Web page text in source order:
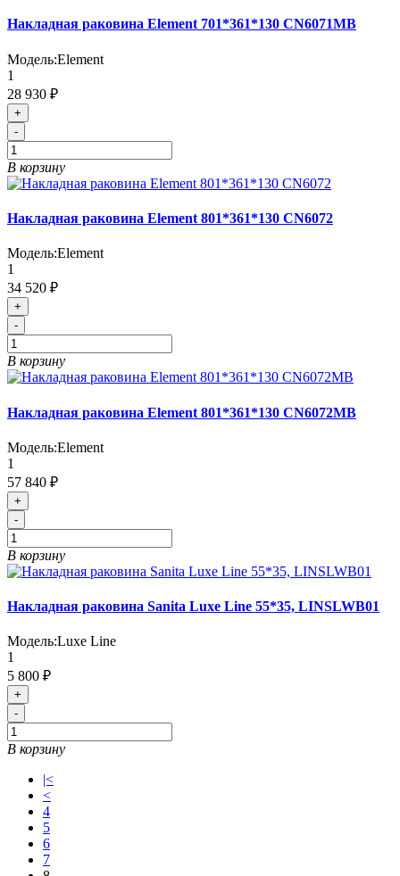
Накладная раковина Element 701*361*130 CN6071MB
Модель:Element
1
28 930 ₽
+
-
В корзину
Накладная раковина Element 801*361*130 CN6072
Модель:Element
1
34 520 ₽
+
-
В корзину
Накладная раковина Element 801*361*130 CN6072MB
Модель:Element
1
57 840 ₽
+
-
В корзину
Накладная раковина Sanita Luxe Line 55*35, LINSLWB01
Модель:Luxe Line
1
5 800 ₽
+
-
В корзину
|<
<
4
5
6
7